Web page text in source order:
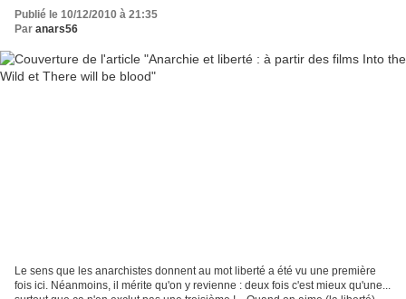
Publié le 10/12/2010 à 21:35
Par anars56
Le sens que les anarchistes donnent au mot liberté a été vu une première
fois ici. Néanmoins, il mérite qu'on y revienne : deux fois c'est mieux qu'une...